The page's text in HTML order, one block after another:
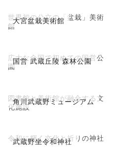
大宮盆栽美術館
世界初の公立の「盆栽」美術
館
国営 武蔵丘陵 森林公園
広大な全国で初めての国営公
園
角川武蔵野ミュージアム
図書館と美術館が融合する文
化施設
武蔵野坐令和神社
令和に輝く文化と祈りの神社